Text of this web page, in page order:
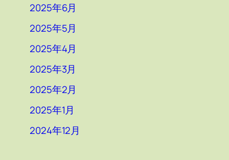
2025年6月
2025年5月
2025年4月
2025年3月
2025年2月
2025年1月
2024年12月